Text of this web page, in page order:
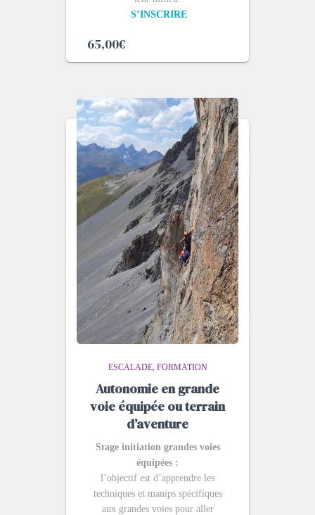
S’INSCRIRE
65,00€
ESCALADE FORMATION
Autonomie en grande
voie équipée ou terrain
d’aventure
Stage initiation grandes voies
équipées :
l’objectif est d’apprendre les
techniques et manips spécifiques
aux grandes voies pour aller